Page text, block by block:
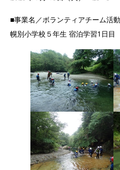
■事業名／ボランティアチーム活
幌別小学校５年生 宿泊学習1日